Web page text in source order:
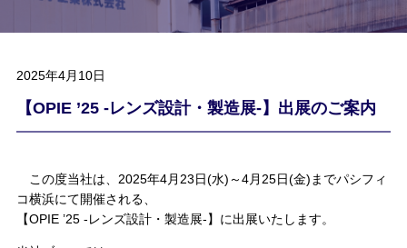
2025年4月10日
【OPIE ’25 -レンズ設計・製造展-】出展のご案内
この度当社は、2025年4月23日(水)～4月25日(金)までパシフィ
コ横浜にて開催される、
【OPIE ’25 -レンズ設計・製造展-】に出展いたします。